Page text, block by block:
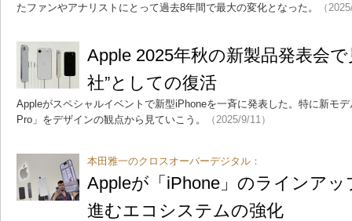
たファンやアナリストにとって過去8年間で最大の変化となった。
（
Apple 2025年秋の新製品発表会
社”としての復活
Appleがスペシャルイベントで新型iPhoneを一斉に発表した。特に新モ
Pro」をデザインの観点から見ていこう。
（2025/9/11）
本田雅一のクロスオーバーデジタル：
Appleが「iPhone」のラインア
進むエコシステムの強化